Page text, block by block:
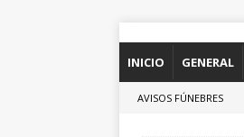
INICIO GENERAL
AVISOS FÚNEBRES